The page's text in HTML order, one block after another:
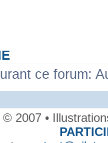
ce forum:
© 2007 •